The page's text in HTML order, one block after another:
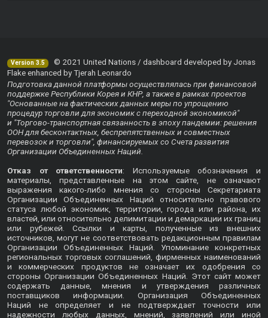
Version 3.5
© 2021 United Nations / dashboard developed by Jonas
Flake enhanced by Tjerah Leonardo
Подготовка данной платформы осуществлялась при финансовой
поддержке Республики Корея и КНР, а также в рамках проектов
"Основанные на фактических данных меры по упрощению
процедур торговли для экономик с переходной экономикой"
и "Торгово-транспортная связанность в эпоху пандемии: решения
ООН для бесконтактных, беспрепятственных и совместных
перевозок и торговли", финансируемых со Счета развития
Организации Объединенных Наций.
Отказ от ответственности: Используемые обозначения и
материалы, представленные на этом сайте, не означают
выражения какого-либо мнения со стороны Секретариата
Организации Объединенных Наций относительно правового
статуса любой экономик, территории, города или района, их
властей, или относительно делимитации и демаркации их границ
или рубежей. Ссылки и карты, полученные из внешних
источников, могут не соответствовать редакционным правилам
Организации Объединенных Наций. Упоминание конкретных
региональных торговых соглашений, фирменных наименований
и коммерческих продуктов не означает их одобрения со
стороны Организации Объединенных Наций. Этот сайт может
содержать данные, мнения и утверждения различных
поставщиков информации. Организация Объединенных
Наций не определяет и не подтверждает точности или
надежности любых данных, мнений, заявлений или иной